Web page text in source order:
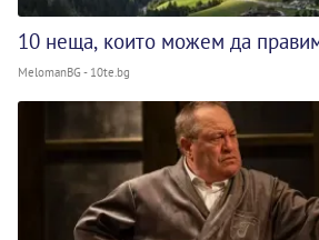
10 неща, които можем да
MelomanBG - 10te.bg